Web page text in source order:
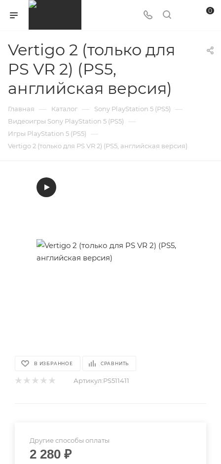
0
Vertigo 2 (только для
PS VR 2) (PS5,
английская версия)
Главная — Каталог — Sony PlayStation 5 (PS5) —
Видеоигры Sony PlayStation 5 (PS5) —
Игры PlayStation 5 (PS5) —
Vertigo 2 (только для PS VR 2) (PS5, английская версия)
В ИЗБРАННОЕ СРАВНИТЬ
Артикул:PS511411
Другие способы оплаты
2 280 ₽